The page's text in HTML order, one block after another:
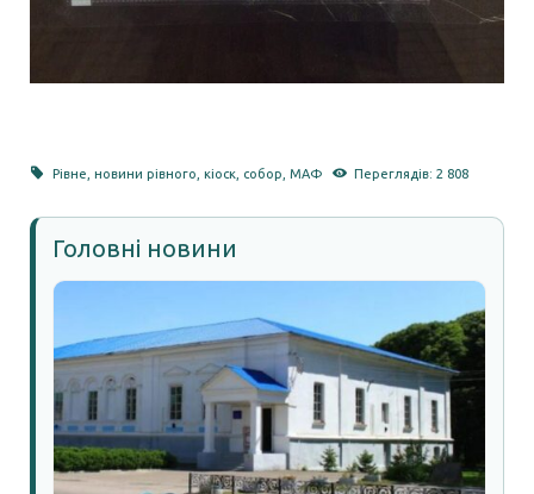
Рівне ,новини рівного ,кіоск собор ,МАФ Переглядів: 2 808
Головні новини